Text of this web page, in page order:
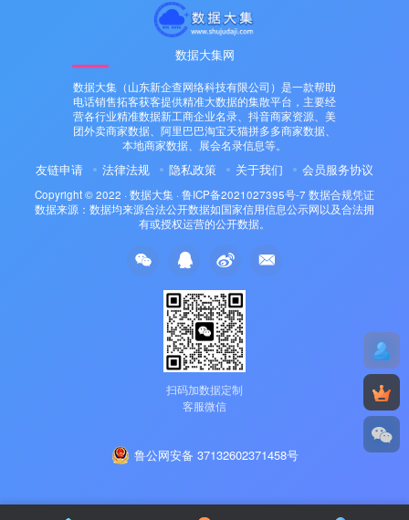
数据大集网
数据大集（山东新企查网络科技有限公司）是一款帮助
电话销售拓客获客提供精准大数据的集散平台，主要经
营各行业精准数据新工商企业名录、抖音商家资源、美
团外卖商家数据、阿里巴巴淘宝天猫拼多多商家数据、
本地商家数据、展会名录信息等。
友链申请 法律法规 隐私政策 关于我们 会员服务协议
Copyright © 2022 · 数据大集 · 鲁ICP备2021027395号-7 数据合规凭证
数据来源：数据均来源合法公开数据如国家信用信息公示网以及合法拥
有或授权运营的公开数据。
扫码加数据定制
客服微信
鲁公网安备 37132602371458号